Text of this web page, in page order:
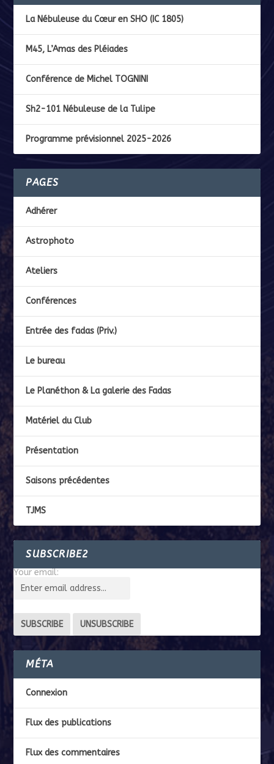
La Nébuleuse du Cœur en SHO (IC 1805)
M45, L’Amas des Pléiades
Conférence de Michel TOGNINI
Sh2-101 Nébuleuse de la Tulipe
Programme prévisionnel 2025-2026
PAGES
Adhérer
Astrophoto
Ateliers
Conférences
Entrée des fadas (Priv.)
Le bureau
Le Planéthon & La galerie des Fadas
Matériel du Club
Présentation
Saisons précédentes
TJMS
SUBSCRIBE2
Your email:
MÉTA
Connexion
Flux des publications
Flux des commentaires